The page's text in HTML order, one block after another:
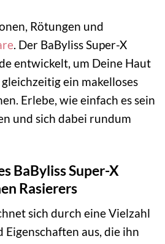
Rötungen und
. Der BaByliss Super-X
entwickelt, um Deine Haut
ein makelloses
Erlebe, wie einfach es sein
und sich dabei rundum
BaByliss Super-X
Rasierers
sich durch eine Vielzahl
aus, die ihn